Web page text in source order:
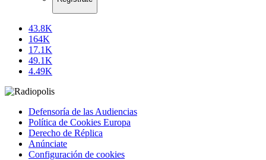
43.8K
164K
17.1K
49.1K
4.49K
Defensoría de las Audiencias
Política de Cookies Europa
Derecho de Réplica
Anúnciate
Configuración de cookies